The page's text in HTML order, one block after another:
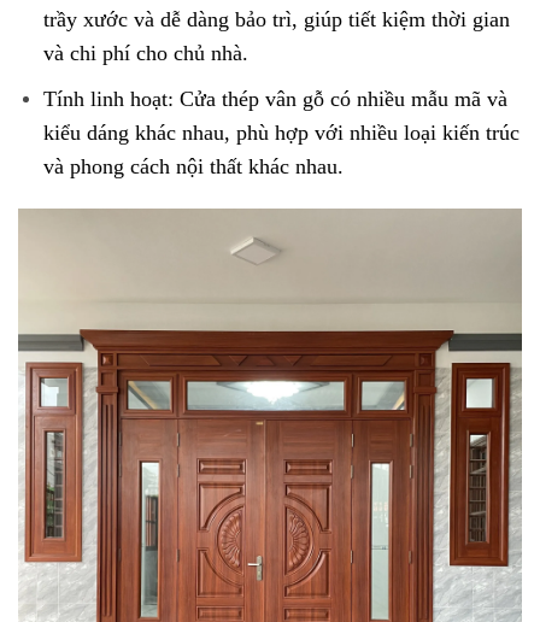
trầy xước và dễ dàng bảo trì, giúp tiết kiệm thời gian
và chi phí cho chủ nhà.
Tính linh hoạt: Cửa thép vân gỗ có nhiều mẫu mã và
kiểu dáng khác nhau, phù hợp với nhiều loại kiến trúc
và phong cách nội thất khác nhau.